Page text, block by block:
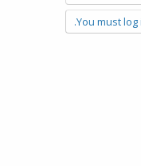
You must